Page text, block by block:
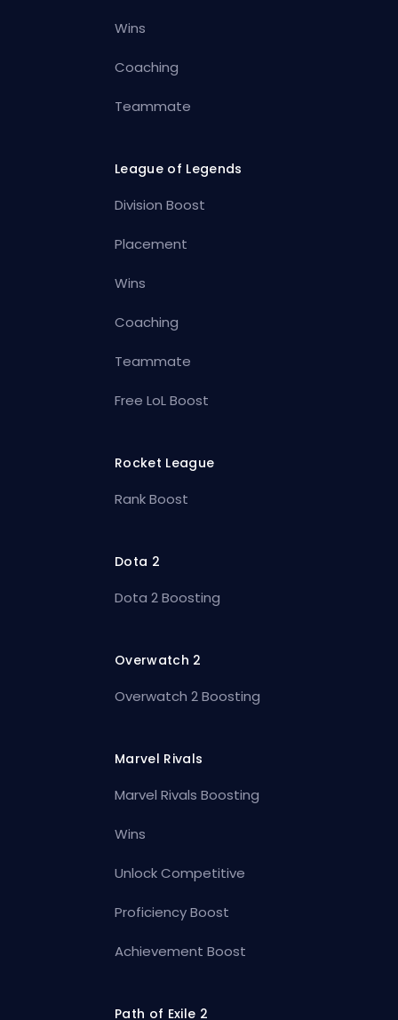
Wins
Coaching
Teammate
League of Legends
Division Boost
Placement
Wins
Coaching
Teammate
Free LoL Boost
Rocket League
Rank Boost
Dota 2
Dota 2 Boosting
Overwatch 2
Overwatch 2 Boosting
Marvel Rivals
Marvel Rivals Boosting
Wins
Unlock Competitive
Proficiency Boost
Achievement Boost
Path of Exile 2